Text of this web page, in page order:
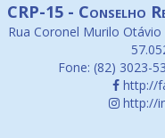
CRP-15 - Conselho
Rua Coronel Murilo
Fone: (82) 3023-
http://
http://